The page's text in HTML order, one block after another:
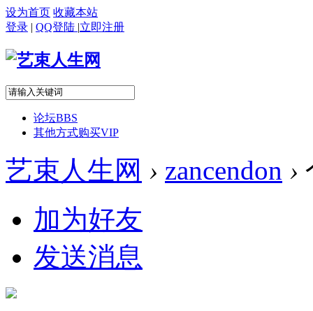
设为首页 收藏本站
登录 | QQ登陆 |立即注册
论坛BBS
其他方式购买VIP
艺束人生网 › zancendon ›
加为好友
发送消息